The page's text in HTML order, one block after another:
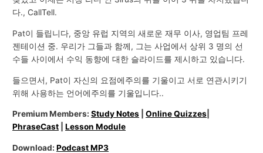
다., CallTell.
Pat이 들립니다, 중앙 유럽 지역의 새로운 재무 이사, 영업팀 프레
젠테이션 중. 우리가 그들과 함께, 그는 사업에서 상위 3 명의 선
수들 사이에서 수익 동향에 대한 슬라이드를 제시하고 있습니다.
들으면서, Pat이 자신의 요점에주의를 기울이고 서로 연관시키기
위해 사용하는 언어에주의를 기울입니다..
Premium Members:Study Notes |Online Quizzes
PhraseCast |Lesson Module
Download:Podcast MP3